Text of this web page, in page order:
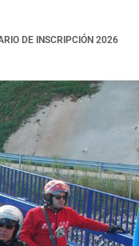
DE INSCRIPCIÓN 2026